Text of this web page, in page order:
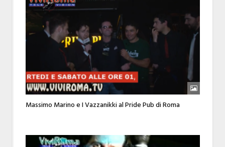
Massimo Marino e I Vazzanikki al Pride Pub di Roma